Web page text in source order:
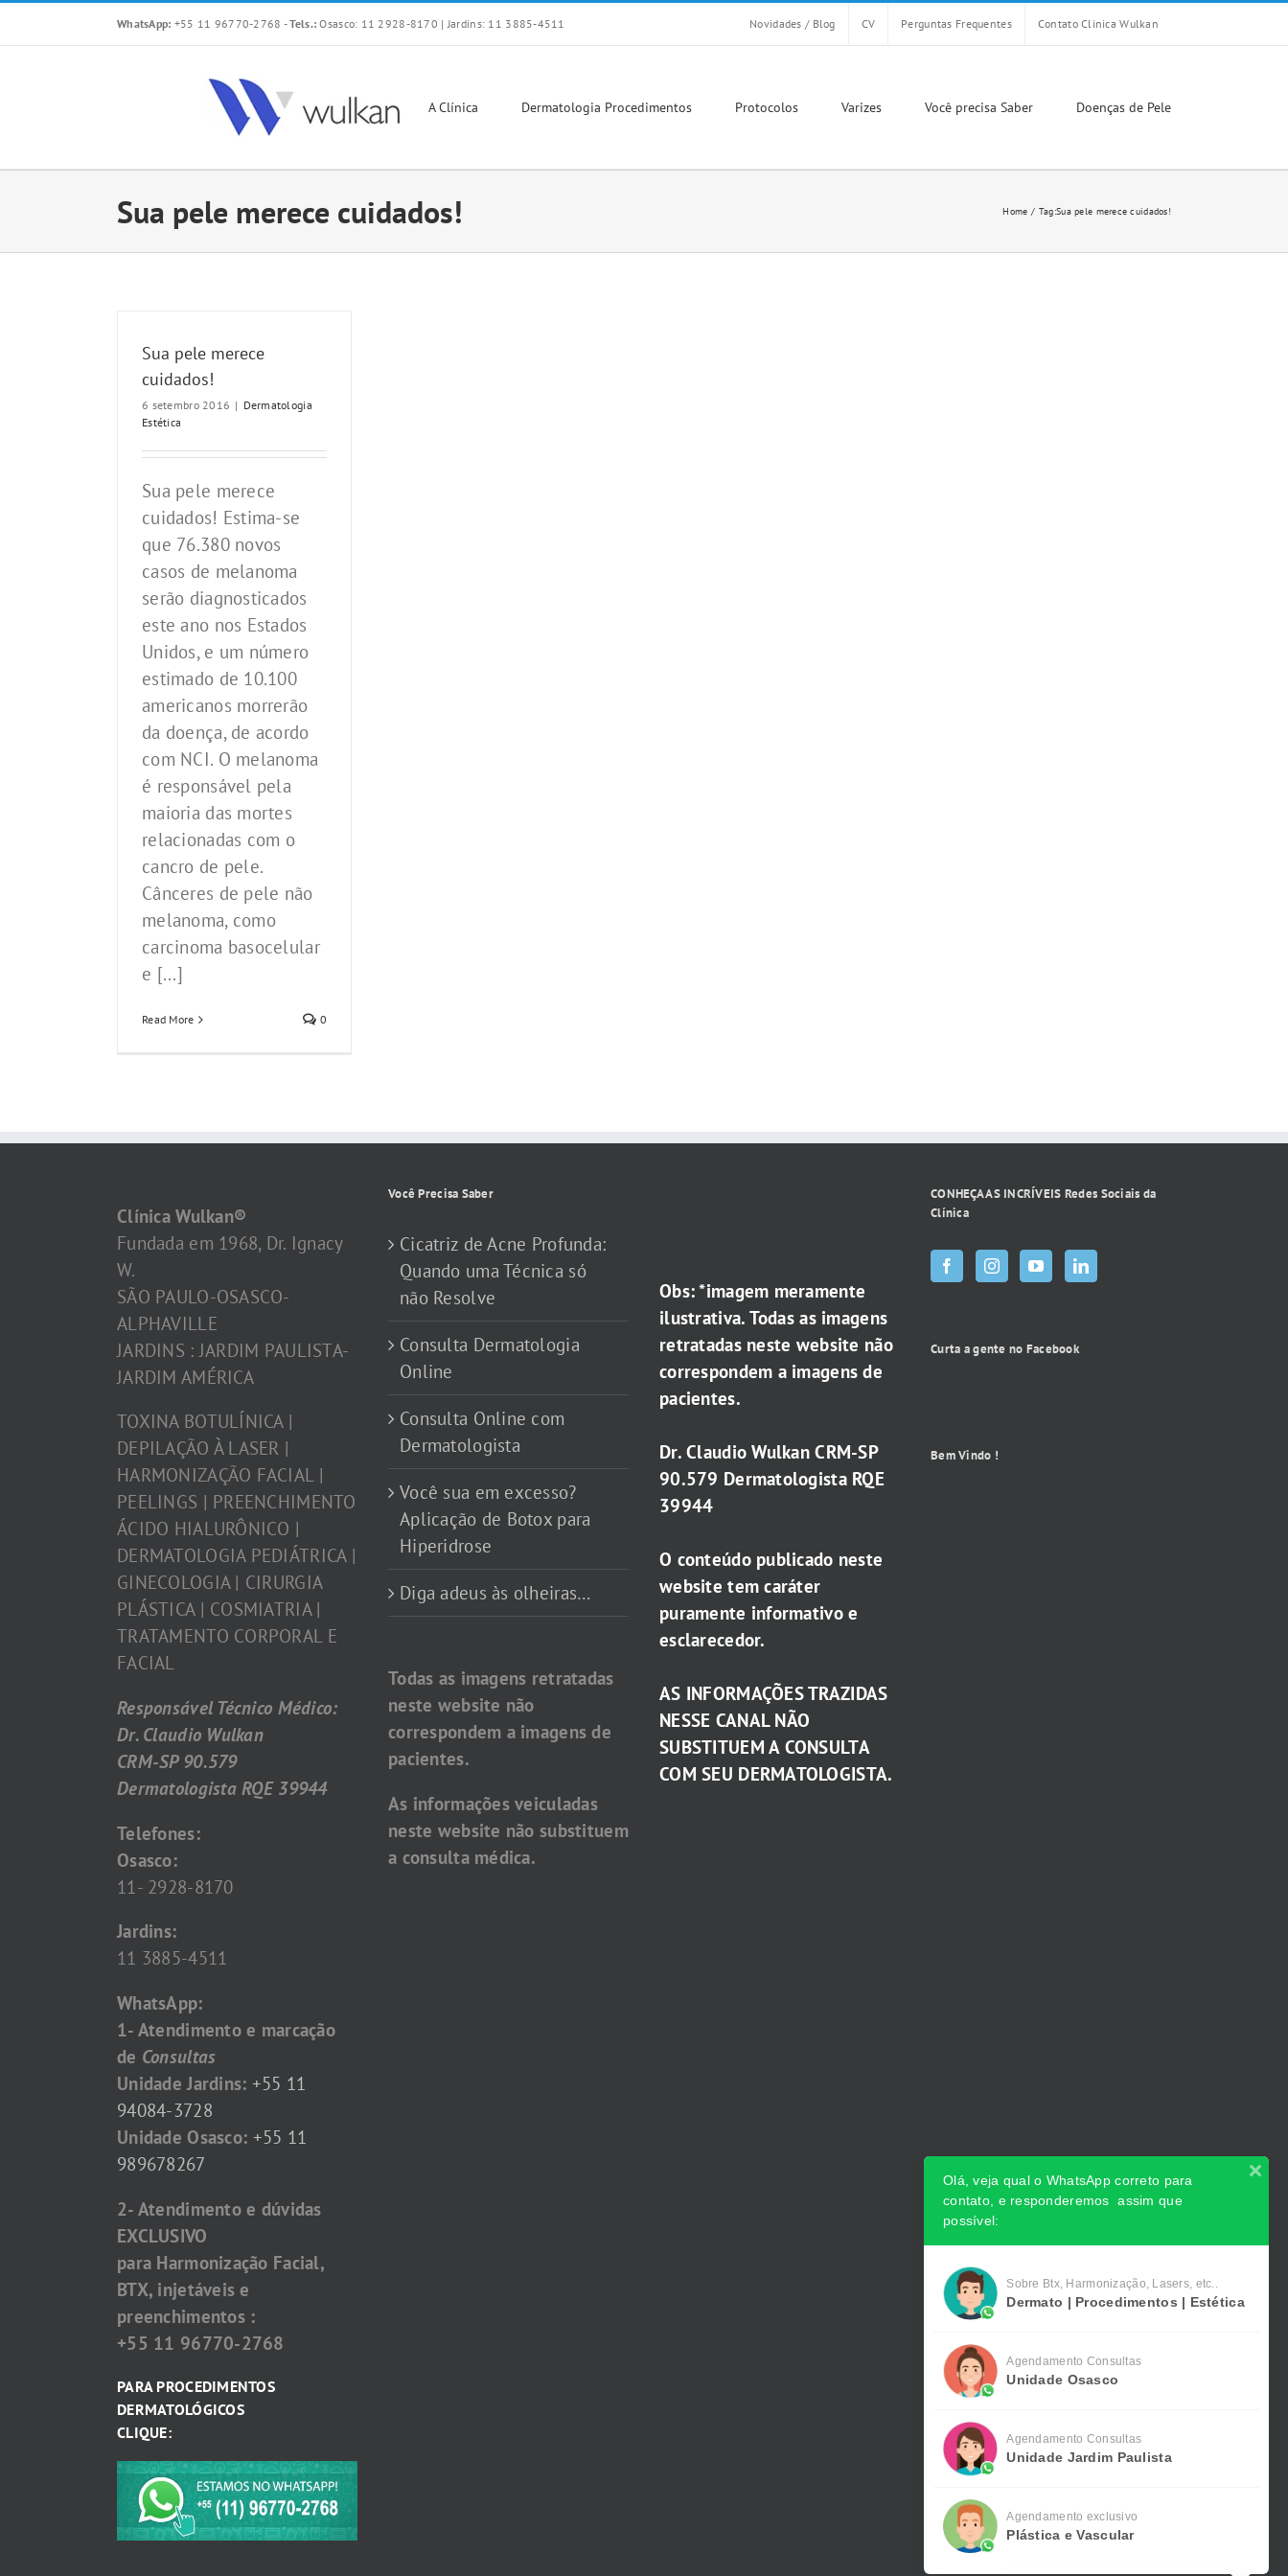
to
WhatsApp: +55 11 96770-2768 -Tels.: Osasco: 11 2928-8170 | Jardins: 11 3885-4511 Novidades / Blog CV Perguntas Frequentes Contato Clinica Wulkan
A Clínica Dermatologia Procedimentos Protocolos Varizes Você precisa Saber Doenças de Pele
Sua pele merece cuidados! Home Tag:Sua pele merece cuidados!
Sua pele merece
cuidados!
6 setembro 2016 | Dermatologia
Estética
Sua pele merece
cuidados! Estima-se
que 76.380 novos
casos de melanoma
serão diagnosticados
este ano nos Estados
Unidos, e um número
estimado de 10.100
americanos morrerão
da doença, de acordo
com NCI. O melanoma
é responsável pela
maioria das mortes
relacionadas com o
cancro de pele.
Cânceres de pele não
melanoma, como
carcinoma basocelular
e [...]
Read More 0
Clínica Wulkan®
Fundada em 1968, Dr. Ignacy
W.
SÃO PAULO-OSASCO-
ALPHAVILLE
JARDINS : JARDIM PAULISTA-
JARDIM AMÉRICA
TOXINA BOTULÍNICA |
DEPILAÇÃO À LASER |
HARMONIZAÇÃO FACIAL |
PEELINGS | PREENCHIMENTO
ÁCIDO HIALURÔNICO |
DERMATOLOGIA PEDIÁTRICA |
GINECOLOGIA | CIRURGIA
PLÁSTICA | COSMIATRIA |
TRATAMENTO CORPORAL E
FACIAL
Responsável Técnico Médico:
Dr. Claudio Wulkan
CRM-SP 90.579
Dermatologista RQE 39944
Telefones:
Osasco:
11- 2928-8170
Jardins:
11 3885-4511
WhatsApp:
1- Atendimento e marcação
de Consultas
Unidade Jardins: +55 11
94084-3728
Unidade Osasco: +55 11
989678267
2- Atendimento e dúvidas
EXCLUSIVO
para Harmonização Facial,
BTX, injetáveis e
preenchimentos :
+55 11 96770-2768
PARA PROCEDIMENTOS
DERMATOLÓGICOS
CLIQUE:
Você Precisa Saber
Cicatriz de Acne Profunda:
Quando uma Técnica só
não Resolve
Consulta Dermatologia
Online
Consulta Online com
Dermatologista
Você sua em excesso?
Aplicação de Botox para
Hiperidrose
Diga adeus às olheiras…
Todas as imagens retratadas
neste website não
correspondem a imagens de
pacientes.
As informações veiculadas
neste website não substituem
a consulta médica.
Obs: *imagem meramente
ilustrativa. Todas as imagens
retratadas neste website não
correspondem a imagens de
pacientes.
Dr. Claudio Wulkan CRM-SP
90.579 Dermatologista RQE
39944
O conteúdo publicado neste
website tem caráter
puramente informativo e
esclarecedor.
AS INFORMAÇÕES TRAZIDAS
NESSE CANAL NÃO
SUBSTITUEM A CONSULTA
COM SEU DERMATOLOGISTA.
CONHEÇA AS INCRÍVEIS Redes Sociais da
Clínica
Curta a gente no Facebook
Bem Vindo !
Olá, veja qual o WhatsApp correto para
contato, e responderemos assim que
possível:
Sobre Btx, Harmonização, Lasers, etc..
Dermato | Procedimentos | Estética
Agendamento Consultas
Unidade Osasco
Agendamento Consultas
Unidade Jardim Paulista
Agendamento exclusivo
Plástica e Vascular